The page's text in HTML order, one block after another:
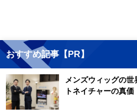
おすすめ記事【PR】
メンズウィッグの
トネイチャーの真価